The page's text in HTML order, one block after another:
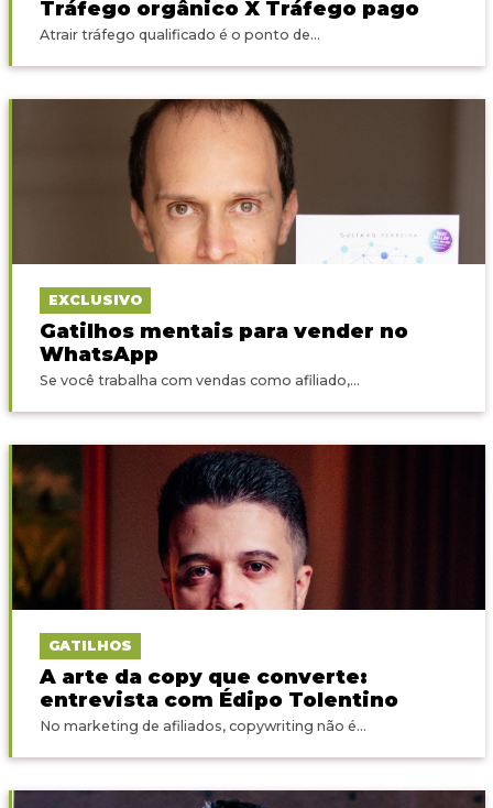
Tráfego orgânico X Tráfego pago
Atrair tráfego qualificado é o ponto de...
EXCLUSIVO
Gatilhos mentais para vender no
WhatsApp
Se você trabalha com vendas como afiliado,...
GATILHOS
A arte da copy que converte:
entrevista com Édipo Tolentino
No marketing de afiliados, copywriting não é...